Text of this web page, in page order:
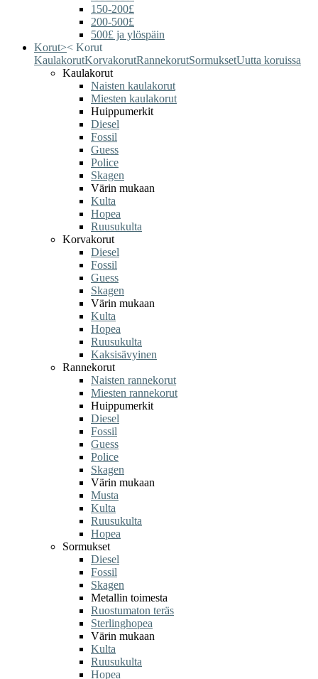
150-200£
200-500£
500£ ja ylöspäin
Korut>< Korut
KaulakorutKorvakorutRannekorutSormuksetUutta koruissa
Kaulakorut
Naisten kaulakorut
Miesten kaulakorut
Huippumerkit
Diesel
Fossil
Guess
Police
Skagen
Värin mukaan
Kulta
Hopea
Ruusukulta
Korvakorut
Diesel
Fossil
Guess
Skagen
Värin mukaan
Kulta
Hopea
Ruusukulta
Kaksisävyinen
Rannekorut
Naisten rannekorut
Miesten rannekorut
Huippumerkit
Diesel
Fossil
Guess
Police
Skagen
Värin mukaan
Musta
Kulta
Ruusukulta
Hopea
Sormukset
Diesel
Fossil
Skagen
Metallin toimesta
Ruostumaton teräs
Sterlinghopea
Värin mukaan
Kulta
Ruusukulta
Hopea